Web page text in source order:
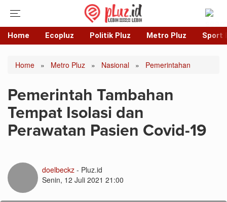
Home Ecopluz Politik Pluz Metro Pluz Sport
Home » Metro Pluz » Nasional » Pemerintahan
Pemerintah Tambahan
Tempat Isolasi dan
Perawatan Pasien Covid-19
doelbeckz - Pluz.id
Senin, 12 Juli 2021 21:00